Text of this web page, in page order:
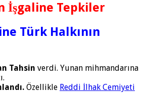
İşgaline Tepkiler
Türk Halkının
Tahsin verdi. Yunan mihmandarına
Özellikle Reddi İlhak Cemiyeti